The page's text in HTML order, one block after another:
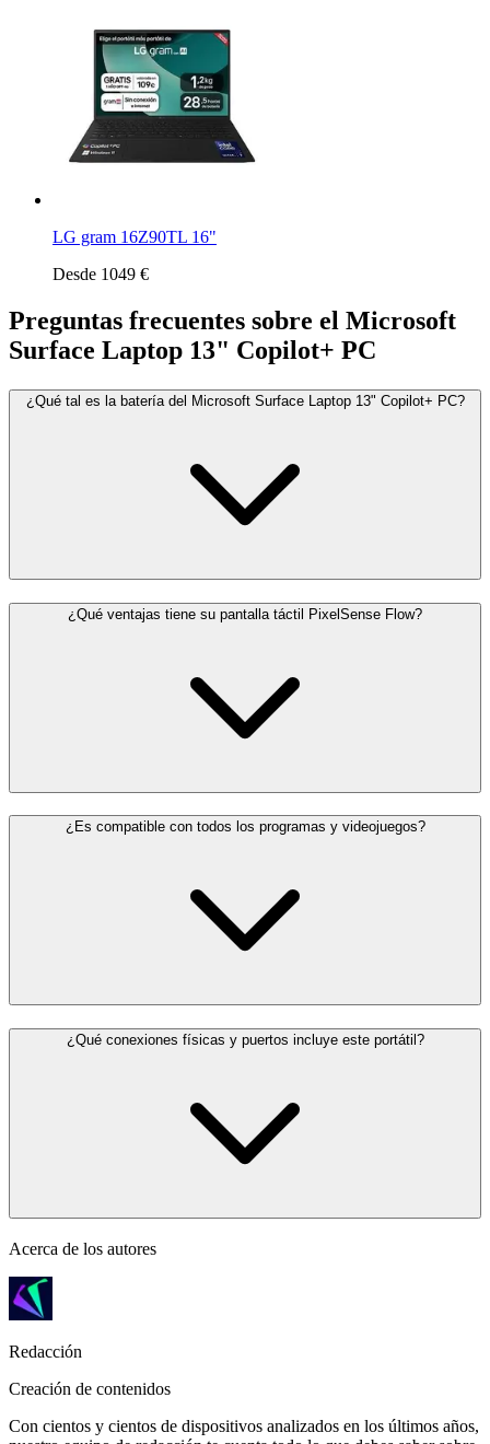
LG gram 16Z90TL 16"
Desde 1049 €
Preguntas frecuentes sobre el Microsoft
Surface Laptop 13" Copilot+ PC
¿Qué tal es la batería del Microsoft Surface Laptop 13" Copilot+ PC?
¿Qué ventajas tiene su pantalla táctil PixelSense Flow?
¿Es compatible con todos los programas y videojuegos?
¿Qué conexiones físicas y puertos incluye este portátil?
Acerca de los autores
Redacción
Creación de contenidos
Con cientos y cientos de dispositivos analizados en los últimos años,